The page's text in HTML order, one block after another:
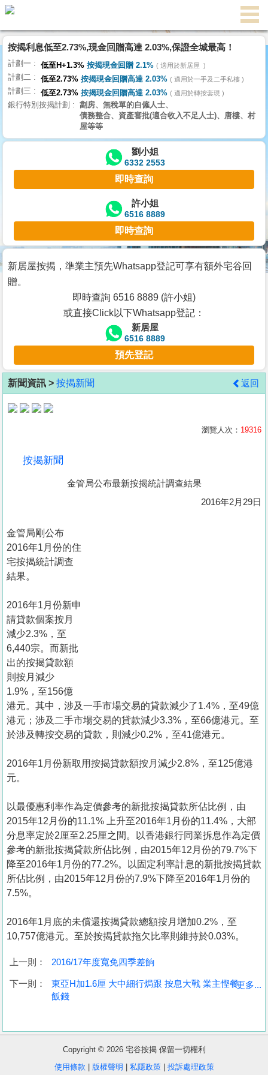
代
理
主
頁
搵
樓/
交
業
主
宅
谷
按
客
地
產
置
業
手
關
於
我
們
收
盤
按揭利息低至2.73%,現金回贈高達 2.03%,保證全城最高！
計劃一 低至H+1.3% 按揭現金回贈 2.1% 適用於新居屋
計劃二 低至2.73% 按揭現金回贈高達 2.03% 適用於一手及二手私樓
計劃三 低至2.73% 按揭現金回贈高達 2.03% 適用於轉按套現
銀行特別按揭計劃
劏房、無稅單的自僱人士、
債務整合、資產審批(適合收入不足人士)、唐樓、村
屋等等
劉小姐
6332 2553
即時查詢
許小姐
6516 8889
即時查詢
新居屋按揭，準業主預先Whatsapp登記可享有額外宅谷回
贈。
即時查詢 6516 8889 (許小姐)
或直接Click以下Whatsapp登記：
新居屋
6516 8889
預先登記
新聞資訊 > 按揭新聞 返回
瀏覽人次： 19316
按揭新聞
金管局公布最新按揭統計調查結果
2016年2月29日
金管局剛公布
2016年1月份的住
宅按揭統計調查
結果。
2016年1月份新申
請貸款個案按月
減少2.3%，至
6,440宗。而新批
出的按揭貸款額
則按月減少
1.9%，至156億
港元。其中，涉及一手市場交易的貸款減少了1.4%，至49億
港元；涉及二手市場交易的貸款減少3.3%，至66億港元。至
於涉及轉按交易的貸款，則減少0.2%，至41億港元。
2016年1月份新取用按揭貸款額按月減少2.8%，至125億港
元。
以最優惠利率作為定價參考的新批按揭貸款所佔比例，由
2015年12月份的11.1% 上升至2016年1月份的11.4%，大部
分息率定於2厘至2.25厘之間。以香港銀行同業拆息作為定價
參考的新批按揭貸款所佔比例，由2015年12月份的79.7%下
降至2016年1月份的77.2%。以固定利率計息的新批按揭貸款
所佔比例，由2015年12月份的7.9%下降至2016年1月份的
7.5%。
2016年1月底的未償還按揭貸款總額按月增加0.2%，至
10,757億港元。至於按揭貸款拖欠比率則維持於0.03%。
上一則： 2016/17年度寬免四季差餉
下一則：
東亞H加1.6厘 大中細行焗跟 按息大戰 業主慳餐
飯錢
更多...
Copyright © 2026 宅谷按揭 保留一切權利
使用條款
版權聲明 私隱政策| 投訴處理政策